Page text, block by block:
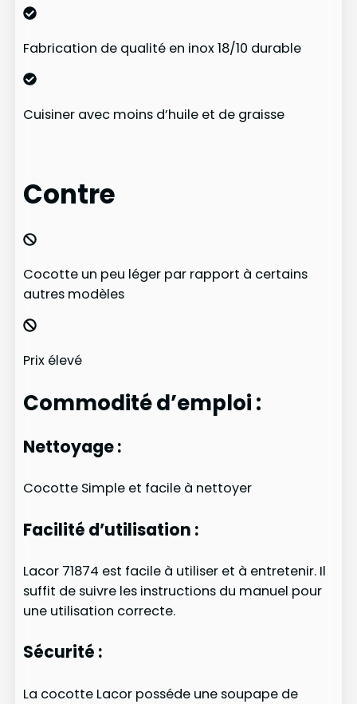
Fabrication de qualité en inox 18/10 durable
Cuisiner avec moins d’huile et de graisse
Contre
Cocotte un peu léger par rapport à certains
autres modèles
Prix élevé
Commodité d’emploi :
Nettoyage :
Cocotte Simple et facile à nettoyer
Facilité d’utilisation :
Lacor 71874 est facile à utiliser et à entretenir. Il
suffit de suivre les instructions du manuel pour
une utilisation correcte.
Sécurité :
La cocotte Lacor posséde une soupape de